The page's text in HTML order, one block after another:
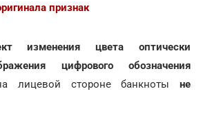
признак
изменения цвета оптически
цифрового обозначения
лицевой стороне банкноты не